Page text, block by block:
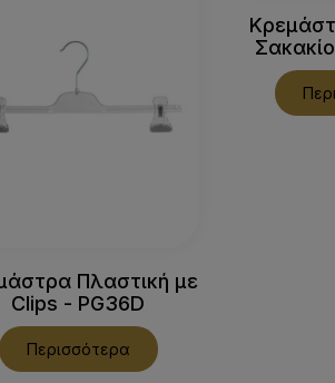
Πλαστική με
Clips - PG36D
Περισσότερα